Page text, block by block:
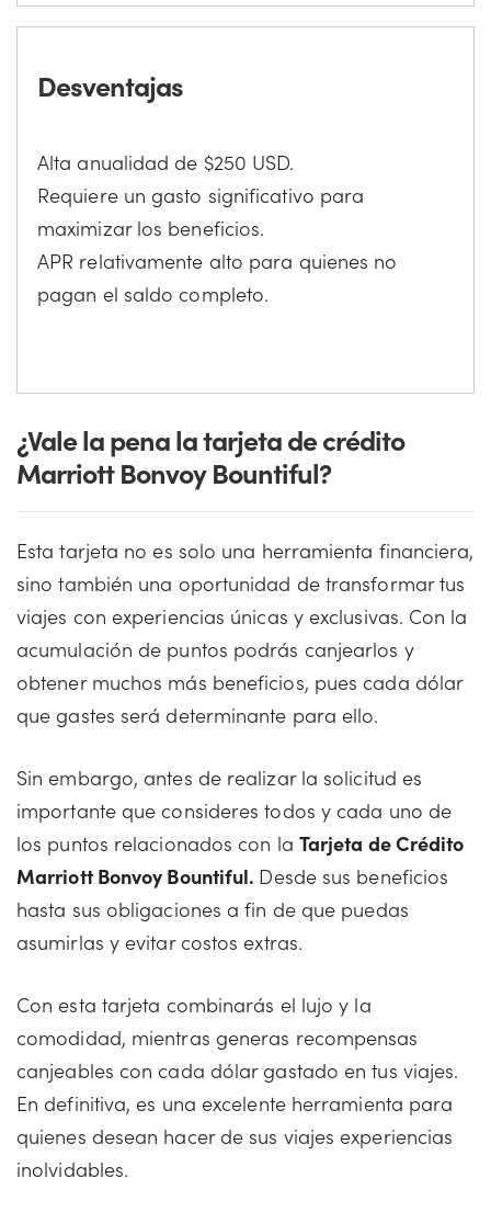
Desventajas
Alta anualidad de $250 USD.
Requiere un gasto significativo para
maximizar los beneficios.
APR relativamente alto para quienes no
pagan el saldo completo.
¿Vale la pena la tarjeta de crédito
Marriott Bonvoy Bountiful?
Esta tarjeta no es solo una herramienta financiera,
sino también una oportunidad de transformar tus
viajes con experiencias únicas y exclusivas. Con la
acumulación de puntos podrás canjearlos y
obtener muchos más beneficios, pues cada dólar
que gastes será determinante para ello.
Sin embargo, antes de realizar la solicitud es
importante que consideres todos y cada uno de
los puntos relacionados con la Tarjeta de Crédito
Marriott Bonvoy Bountiful. Desde sus beneficios
hasta sus obligaciones a fin de que puedas
asumirlas y evitar costos extras.
Con esta tarjeta combinarás el lujo y la
comodidad, mientras generas recompensas
canjeables con cada dólar gastado en tus viajes.
En definitiva, es una excelente herramienta para
quienes desean hacer de sus viajes experiencias
inolvidables.